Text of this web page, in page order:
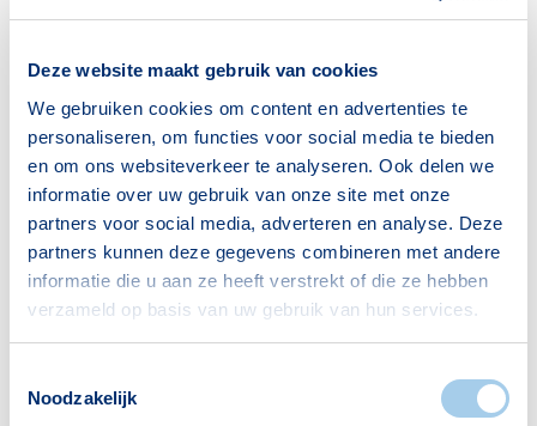
Deze website maakt gebruik van cookies
We gebruiken cookies om content en advertenties te
personaliseren, om functies voor social media te bieden
en om ons websiteverkeer te analyseren. Ook delen we
informatie over uw gebruik van onze site met onze
partners voor social media, adverteren en analyse. Deze
partners kunnen deze gegevens combineren met andere
informatie die u aan ze heeft verstrekt of die ze hebben
verzameld op basis van uw gebruik van hun services.
Noodzakelijk
Huishoudens
Alleenwonend
1481
Gezin zonder kinderen
819
Gezin met kinderen
851
Bron: CBS